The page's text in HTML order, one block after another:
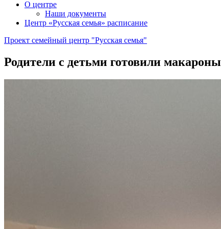
О центре
Наши документы
Центр «Русская семья» расписание
Проект семейный центр "Русская семья"
Родители с детьми готовили